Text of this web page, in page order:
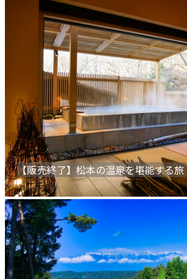
【販売終了】松本の温泉を堪能する旅